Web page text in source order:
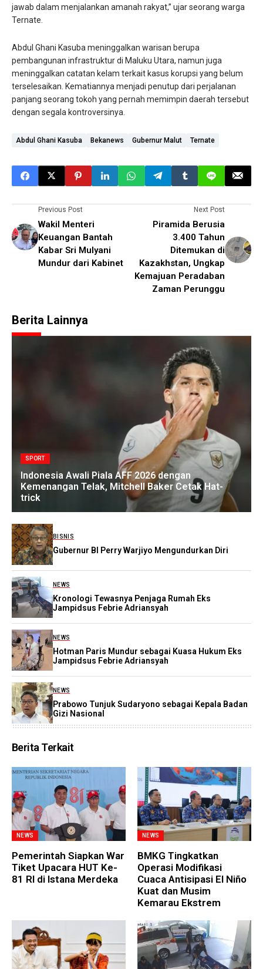
jawab dalam menjalankan amanah rakyat,” ujar seorang warga
Ternate.
Abdul Ghani Kasuba meninggalkan warisan berupa
pembangunan infrastruktur di Maluku Utara, namun juga
meninggalkan catatan kelam terkait kasus korupsi yang belum
terselesaikan. Kematiannya menjadi penutup dari perjalanan
panjang seorang tokoh yang pernah memimpin daerah tersebut
dengan segala kontroversinya.
Abdul Ghani Kasuba Bekanews Gubernur Malut Ternate
Previous Post
Wakil Menteri
Keuangan Bantah
Kabar Sri Mulyani
Mundur dari Kabinet
Next Post
Piramida Berusia
3.400 Tahun
Ditemukan di
Kazakhstan, Ungkap
Kemajuan Peradaban
Zaman Perunggu
Berita Lainnya
SPORT
Indonesia Awali Piala AFF 2026 dengan
Kemenangan Telak, Mitchell Baker Cetak Hat-
trick
BISNIS
Gubernur BI Perry Warjiyo Mengundurkan Diri
NEWS
Kronologi Tewasnya Penjaga Rumah Eks
Jampidsus Febrie Adriansyah
NEWS
Hotman Paris Mundur sebagai Kuasa Hukum Eks
Jampidsus Febrie Adriansyah
NEWS
Prabowo Tunjuk Sudaryono sebagai Kepala Badan
Gizi Nasional
Berita Terkait
NEWS
Pemerintah Siapkan War
Tiket Upacara HUT Ke-
81 RI di Istana Merdeka
NEWS
BMKG Tingkatkan
Operasi Modifikasi
Cuaca Antisipasi El Niño
Kuat dan Musim
Kemarau Ekstrem